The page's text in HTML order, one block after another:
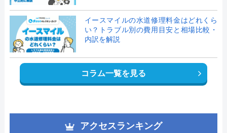
イースマイルの水道修理料金はどれくら
い？トラブル別の費用目安と相場比較・
内訳を解説
コラム一覧を見る
アクセスランキング